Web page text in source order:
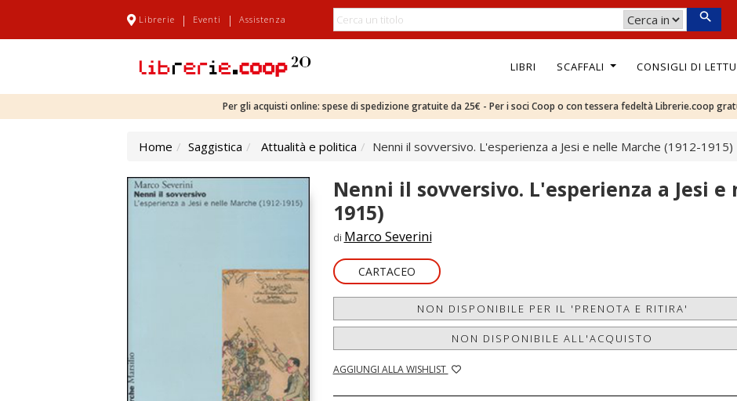
Librerie | Eventi | Assistenza
LIBRI SCAFFALI CONSIGLI DI
Per gli acquisti online: spese di spedizione gratuite da 25€ - Per i soci Coop o con tessera fedeltà Librerie.coop
Home Saggistica Attualità e politica Nenni il sovversivo. L'esperienza a Jesi e nelle Marche (1912-1915)
Nenni il sovversivo. L'esperienza a Jesi e
1915)
di Marco Severini
CARTACEO
NON DISPONIBILE PER IL 'PRENOTA E RITIRA'
NON DISPONIBILE ALL'ACQUISTO
AGGIUNGI ALLA WISHLIST